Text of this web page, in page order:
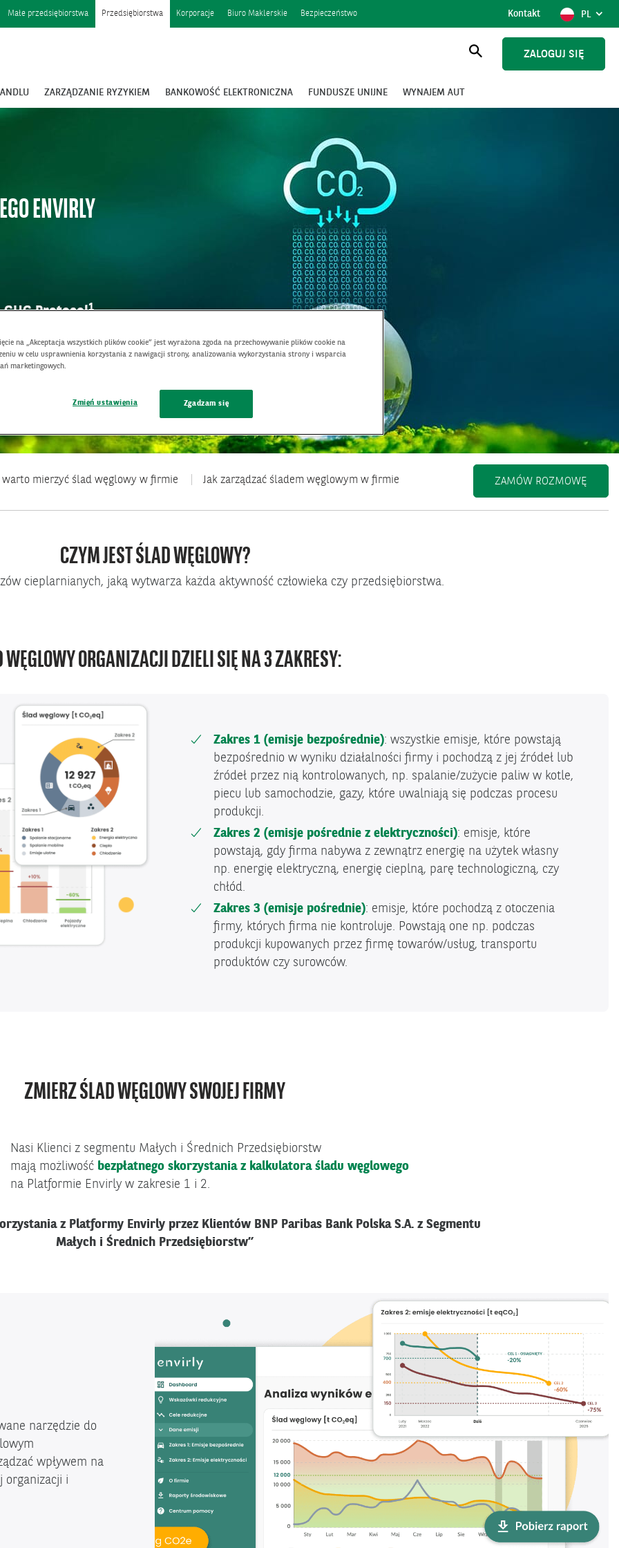
Małe przedsiębiorstwa Przedsiębiorstwa Korporacje Biuro Maklerskie Bezpieczeństwo Kontakt
POKAŻ
JĘZYK
PL POLSKI
Otwórz
ZALOGUJ SIĘ
ZARZĄDZANIE RYZYKIEM BANKOWOŚĆ ELEKTRONICZNA FUNDUSZE UNIJNE WYNAJEM AUT
ENVIRLY
Protocol1
warto mierzyć ślad węglowy w firmie Jak zarządzać śladem węglowym w firmie ZAMÓW ROZMOWĘ
CZYM JEST ŚLAD WĘGLOWY?
cieplarnianych, jaką wytwarza każda aktywność człowieka czy przedsiębiorstwa.
WĘGLOWY ORGANIZACJI DZIELI SIĘ NA 3 ZAKRESY:
Zakres 1 (emisje bezpośrednie): wszystkie emisje, które powstają
bezpośrednio w wyniku działalności firmy i pochodzą z jej źródeł lub
źródeł przez nią kontrolowanych, np. spalanie/zużycie paliw w kotle,
piecu lub samochodzie, gazy, które uwalniają się podczas procesu
produkcji.
Zakres 2 (emisje pośrednie z elektryczności): emisje, które
powstają, gdy firma nabywa z zewnątrz energię na użytek własny
np. energię elektryczną, energię cieplną, parę technologiczną, czy
chłód.
Zakres 3 (emisje pośrednie): emisje, które pochodzą z otoczenia
firmy, których firma nie kontroluje. Powstają one np. podczas
produkcji kupowanych przez firmę towarów/usług, transportu
produktów czy surowców.
ZMIERZ ŚLAD WĘGLOWY SWOJEJ FIRMY
Nasi Klienci z segmentu Małych i Średnich Przedsiębiorstw
mają możliwość bezpłatnego skorzystania z kalkulatora śladu węglowego
na Platformie Envirly w zakresie 1 i 2.
z Platformy Envirly przez Klientów BNP Paribas Bank Polska S.A. z Segmentu
Małych i Średnich Przedsiębiorstw”
narzędzie do
wpływem na
organizacji i
na „Akceptacja wszystkich plików cookie” jest wyrażona zgoda na przechowywanie plików cookie na
w celu usprawnienia korzystania z nawigacji strony, analizowania wykorzystania strony i wsparcia
marketingowych.
Zmień ustawienia Zgadzam się